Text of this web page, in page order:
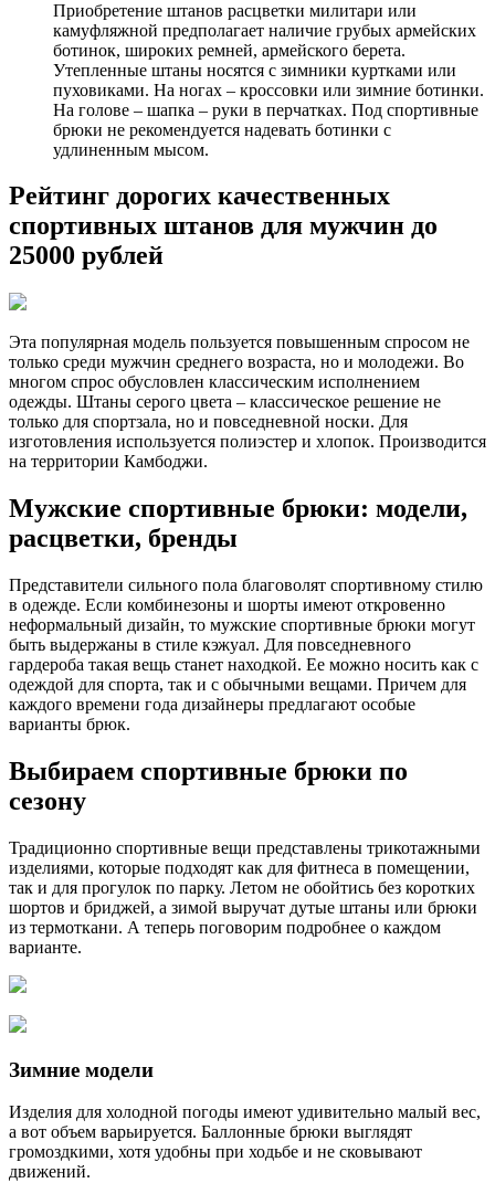
Приобретение штанов расцветки милитари или
камуфляжной предполагает наличие грубых армейских
ботинок, широких ремней, армейского берета.
Утепленные штаны носятся с зимники куртками или
пуховиками. На ногах – кроссовки или зимние ботинки.
На голове – шапка – руки в перчатках. Под спортивные
брюки не рекомендуется надевать ботинки с
удлиненным мысом.
Рейтинг дорогих качественных
спортивных штанов для мужчин до
25000 рублей
Эта популярная модель пользуется повышенным спросом не
только среди мужчин среднего возраста, но и молодежи. Во
многом спрос обусловлен классическим исполнением
одежды. Штаны серого цвета – классическое решение не
только для спортзала, но и повседневной носки. Для
изготовления используется полиэстер и хлопок. Производится
на территории Камбоджи.
Мужские спортивные брюки: модели,
расцветки, бренды
Представители сильного пола благоволят спортивному стилю
в одежде. Если комбинезоны и шорты имеют откровенно
неформальный дизайн, то мужские спортивные брюки могут
быть выдержаны в стиле кэжуал. Для повседневного
гардероба такая вещь станет находкой. Ее можно носить как с
одеждой для спорта, так и с обычными вещами. Причем для
каждого времени года дизайнеры предлагают особые
варианты брюк.
Выбираем спортивные брюки по
сезону
Традиционно спортивные вещи представлены трикотажными
изделиями, которые подходят как для фитнеса в помещении,
так и для прогулок по парку. Летом не обойтись без коротких
шортов и бриджей, а зимой выручат дутые штаны или брюки
из термоткани. А теперь поговорим подробнее о каждом
варианте.
Зимние модели
Изделия для холодной погоды имеют удивительно малый вес,
а вот объем варьируется. Баллонные брюки выглядят
громоздкими, хотя удобны при ходьбе и не сковывают
движений.